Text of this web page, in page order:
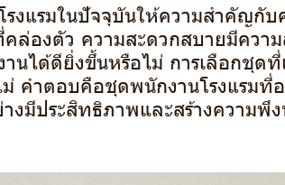
งแรมในปัจจุบันให้ความสำคัญกับ
คล่องตัว ความสะดวกสบายมีคว
นได้ดียิ่งขึ้นหรือไม่ การเลือกชุดที่
คำตอบคือชุดพนักงานโรงแรมที่
งมีประสิทธิภาพและสร้างความพึ